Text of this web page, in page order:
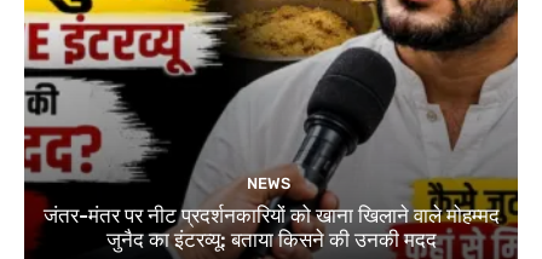
NEWS
जंतर-मंतर पर नीट प्रदर्शनकारियों को खाना खिलाने वाले मोहम्मद
जुनैद का इंटरव्यू: बताया किसने की उनकी मदद